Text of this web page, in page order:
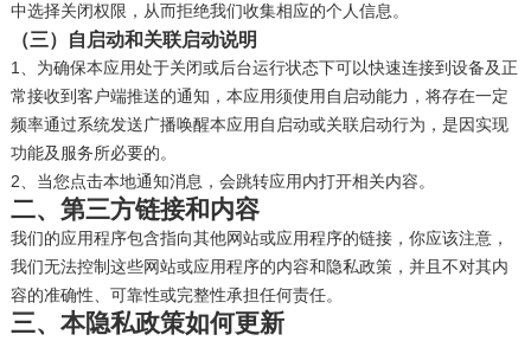
中选择关闭权限，从而拒绝我们收集相应的个人信息。
（三）自启动和关联启动说明
1、为确保本应用处于关闭或后台运行状态下可以快速连接到设备及正
常接收到客户端推送的通知，本应用须使用自启动能力，将存在一定
频率通过系统发送广播唤醒本应用自启动或关联启动行为，是因实现
功能及服务所必要的。
2、当您点击本地通知消息，会跳转应用内打开相关内容。
二、第三方链接和内容
我们的应用程序包含指向其他网站或应用程序的链接，你应该注意，
我们无法控制这些网站或应用程序的内容和隐私政策，并且不对其内
容的准确性、可靠性或完整性承担任何责任。
三、本隐私政策如何更新